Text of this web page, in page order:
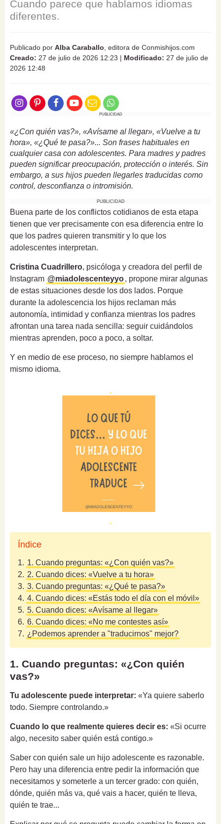
Cuando parece que hablamos idiomas
diferentes.
Publicado por Alba Caraballo , editora de Conmishijos.com
Creado: 27 de julio de 2026 12:23 | Modificado: 27 de julio de
2026 12:48
PUBLICIDAD
«¿Con quién vas?», «Avísame al llegar», «Vuelve a tu
hora», «¿Qué te pasa?»... Son frases habituales en
cualquier casa con adolescentes. Para madres y padres
pueden significar preocupación, protección o interés. Sin
embargo, a sus hijos pueden llegarles traducidas como
control, desconfianza o intromisión.
PUBLICIDAD
Buena parte de los conflictos cotidianos de esta etapa
tienen que ver precisamente con esa diferencia entre lo
que los padres quieren transmitir y lo que los
adolescentes interpretan.
Cristina Cuadrillero, psicóloga y creadora del perfil de
Instagram @miadolescenteyyo, propone mirar algunas
de estas situaciones desde los dos lados. Porque
durante la adolescencia los hijos reclaman más
autonomía, intimidad y confianza mientras los padres
afrontan una tarea nada sencilla: seguir cuidándolos
mientras aprenden, poco a poco, a soltar.
Y en medio de ese proceso, no siempre hablamos el
mismo idioma.
Índice
1. 1. Cuando preguntas: «¿Con quién vas?»
2. 2. Cuando dices: «Vuelve a tu hora»
3. 3. Cuando preguntas: «¿Qué te pasa?»
4. 4. Cuando dices: «Estás todo el día con el móvil»
5. 5. Cuando dices: «Avísame al llegar»
6. 6. Cuando dices: «No me contestes así»
7. ¿Podemos aprender a "traducirnos" mejor?
1. Cuando preguntas: «¿Con quién
vas?»
Tu adolescente puede interpretar: «Ya quiere saberlo
todo. Siempre controlando.»
Cuando lo que realmente quieres decir es: «Si ocurre
algo, necesito saber quién está contigo.»
Saber con quién sale un hijo adolescente es razonable.
Pero hay una diferencia entre pedir la información que
necesitamos y someterle a un tercer grado: con quién,
dónde, quién más va, qué vais a hacer, quién te lleva,
quién te trae...